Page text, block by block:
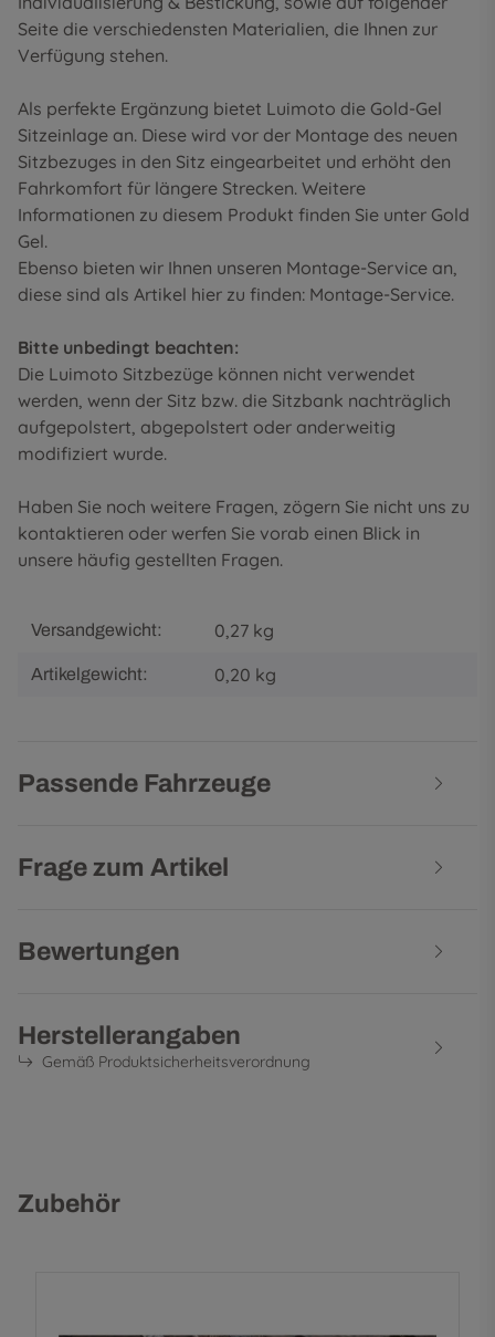
Seite die verschiedensten Materialien, die Ihnen zur
Verfügung stehen.
Als perfekte Ergänzung bietet Luimoto die Gold-Gel
Sitzeinlage an. Diese wird vor der Montage des neuen
Sitzbezuges in den Sitz eingearbeitet und erhöht den
Fahrkomfort für längere Strecken. Weitere
Informationen zu diesem Produkt finden Sie unter Gold
Gel.
Ebenso bieten wir Ihnen unseren Montage-Service an,
diese sind als Artikel hier zu finden: Montage-Service.
Bitte unbedingt beachten:
Die Luimoto Sitzbezüge können nicht verwendet
werden, wenn der Sitz bzw. die Sitzbank nachträglich
aufgepolstert, abgepolstert oder anderweitig
modifiziert wurde.
Haben Sie noch weitere Fragen, zögern Sie nicht uns zu
kontaktieren oder werfen Sie vorab einen Blick in
unsere häufig gestellten Fragen.
Versandgewicht: 0,27 kg
Artikelgewicht: 0,20 kg
Passende Fahrzeuge
Frage zum Artikel
Bewertungen
Herstellerangaben
Gemäß Produktsicherheitsverordnung
Zubehör